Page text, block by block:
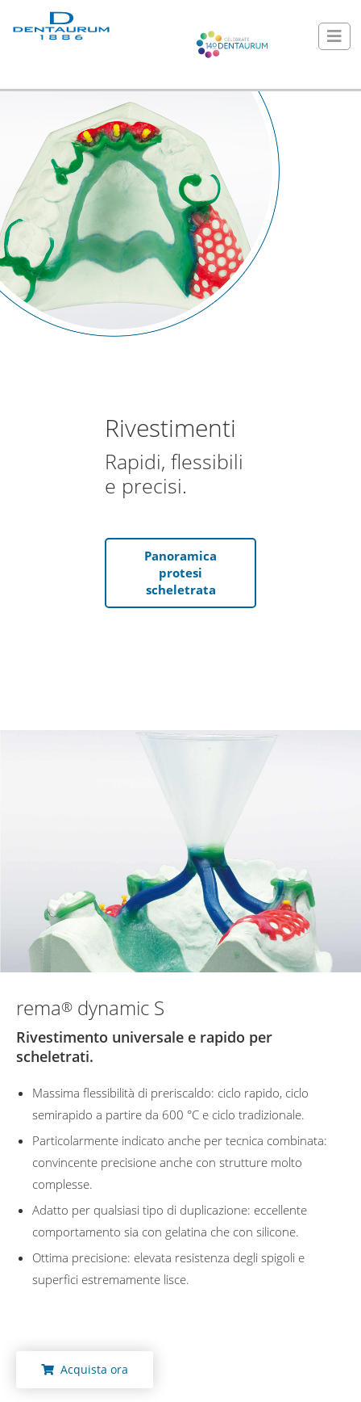
Rivestimenti
Rapidi, flessibili
e precisi.
Panoramica
protesi
scheletrata
rema® dynamic S
Rivestimento universale e rapido per
scheletrati.
Massima flessibilità di preriscaldo: ciclo rapido, ciclo
semirapido a partire da 600 °C e ciclo tradizionale.
Particolarmente indicato anche per tecnica combinata:
convincente precisione anche con strutture molto
complesse.
Adatto per qualsiasi tipo di duplicazione: eccellente
comportamento sia con gelatina che con silicone.
Ottima precisione: elevata resistenza degli spigoli e
superfici estremamente lisce.
Acquista ora